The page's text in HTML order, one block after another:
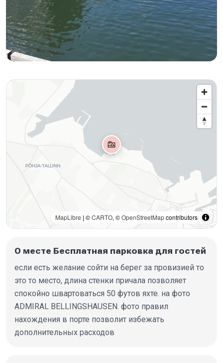
О месте Бесплатная парковка для гостей
если есть желание сойти на берег за провизией то
это то место, длина стенки причала позволяет
спокойно швартоваться 50 футов яхте. на фото
ADMIRAL BELLINGSHAUSEN. фото правил
нахождения в порте позволит избежать
дополнительных расходов
MapLibre | ©CARTO, ©OpenStreetMapcontributors